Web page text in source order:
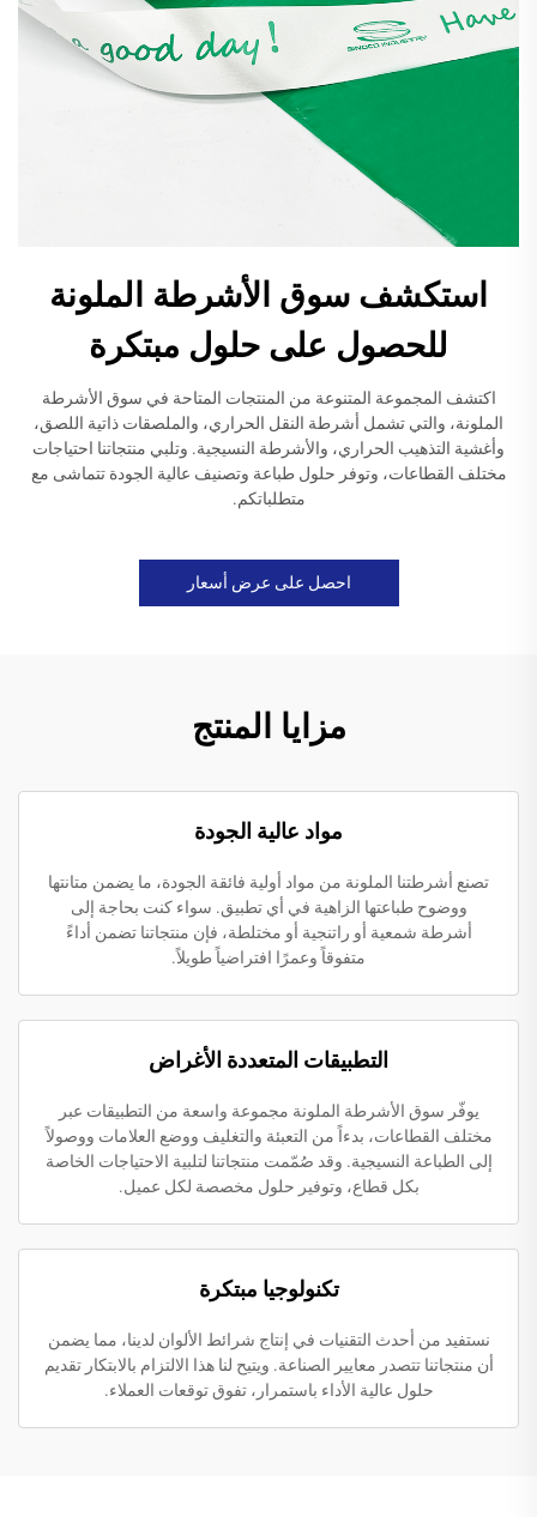
استكشف سوق الأشرطة الملونة
للحصول على حلول مبتكرة
اكتشف المجموعة المتنوعة من المنتجات المتاحة في سوق الأشرطة
الملونة، والتي تشمل أشرطة النقل الحراري، والملصقات ذاتية اللصق،
وأغشية التذهيب الحراري، والأشرطة النسيجية. وتلبي منتجاتنا احتياجات
مختلف القطاعات، وتوفر حلول طباعة وتصنيف عالية الجودة تتماشى مع
متطلباتكم.
احصل على عرض أسعار
مزايا المنتج
مواد عالية الجودة
تصنع أشرطتنا الملونة من مواد أولية فائقة الجودة، ما يضمن متانتها
ووضوح طباعتها الزاهية في أي تطبيق. سواء كنت بحاجة إلى
أشرطة شمعية أو راتنجية أو مختلطة، فإن منتجاتنا تضمن أداءً
متفوقاً وعمرًا افتراضياً طويلاً.
التطبيقات المتعددة الأغراض
يوفّر سوق الأشرطة الملونة مجموعة واسعة من التطبيقات عبر
مختلف القطاعات، بدءاً من التعبئة والتغليف ووضع العلامات ووصولاً
إلى الطباعة النسيجية. وقد صُمّمت منتجاتنا لتلبية الاحتياجات الخاصة
بكل قطاع، وتوفير حلول مخصصة لكل عميل.
تكنولوجيا مبتكرة
نستفيد من أحدث التقنيات في إنتاج شرائط الألوان لدينا، مما يضمن
أن منتجاتنا تتصدر معايير الصناعة. ويتيح لنا هذا الالتزام بالابتكار تقديم
حلول عالية الأداء باستمرار، تفوق توقعات العملاء.